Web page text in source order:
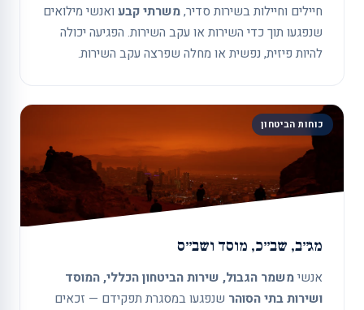
חיילים וחיילות בשירות סדיר,משרתי קבע ואנשי מילואים
שנפגעו תוך כדי השירות או עקב השירות. הפגיעה יכולה
להיות פיזית, נפשית או מחלה שפרצה עקב השירות.
כוחות הביטחון
מג״ב, שב״כ, מוסד ושב״ס
אנשימשמר הגבול, שירות הביטחון הכללי, המוסד
ושירות בתי הסוהר שנפגעו במסגרת תפקידם — זכאים